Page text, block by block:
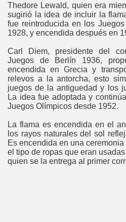
Thedore Lewald, quien era
sugirió la idea de incluir la
fue reintroducida en los
1928, y encendida después en
Carl Diem, presidente del
Juegos de Berlí­n 1936,
encendida en Grecia y
relevos a la antorcha, esto
juegos de la antiguedad y los
La idea fue adoptada y
Juegos Olí­mpicos desde 1952.
La flama es encendida en el
los rayos naturales del sol
Es encendida en una
el tipo de ropas que eran
quien se la entrega al primer